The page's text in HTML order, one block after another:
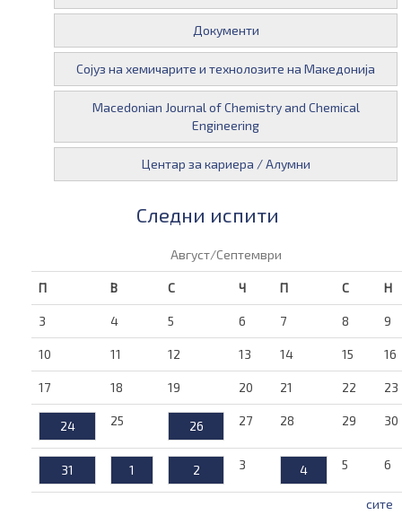
Документи
Сојуз на хемичарите и технолозите на Македонија
Macedonian Journal of Chemistry and Chemical
Engineering
Центар за кариера / Алумни
Следни испити
Август/Септември
П В С Ч П С Н
3 4 5 6 7 8 9
10 11 12 13 14 15 16
17 18 19 20 21 22 23
24 25 26 27 28 29 30
31 1 2 3 4 5 6
сите